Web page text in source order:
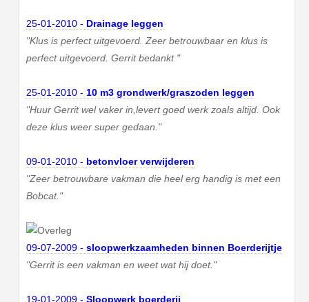
25-01-2010 - Drainage leggen
"Klus is perfect uitgevoerd. Zeer betrouwbaar en klus is
perfect uitgevoerd. Gerrit bedankt "
25-01-2010 - 10 m3 grondwerk/graszoden leggen
"Huur Gerrit wel vaker in,levert goed werk zoals altijd. Ook
deze klus weer super gedaan."
09-01-2010 - betonvloer verwijderen
"Zeer betrouwbare vakman die heel erg handig is met een
Bobcat."
09-07-2009 -sloopwerkzaamheden binnen Boerderijtje
"Gerrit is een vakman en weet wat hij doet."
19-01-2009 -Sloopwerk boerderij